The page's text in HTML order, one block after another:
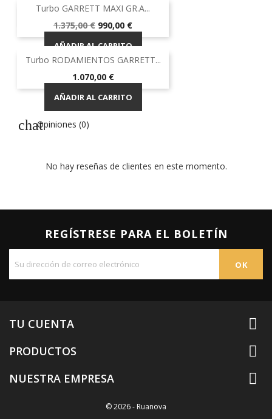
-28%
Turbo GARRETT MAXI GR.A...
Precio
1.375,00 € Precio
990,00 €
AÑADIR AL CARRITO
Turbo RODAMIENTOS GARRETT...
Precio
1.070,00 €
AÑADIR AL CARRITO
Opiniones (0)
No hay reseñas de clientes en este momento.
REGÍSTRESE PARA EL BOLETÍN
TU CUENTA 
PRODUCTOS 
NUESTRA EMPRESA 
© 2026 - Ruanova